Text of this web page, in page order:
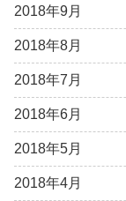
2018年9月
2018年8月
2018年7月
2018年6月
2018年5月
2018年4月